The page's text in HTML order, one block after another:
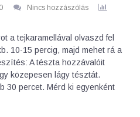
0
Nincs hozzászólás
a tejkaramellával olvaszd fel
10-15 percig, majd mehet rá a
A tészta hozzávalóit
közepesen lágy tésztát.
30 percet. Mérd ki egyenként